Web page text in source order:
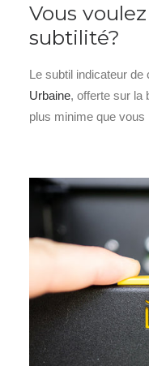
Vous
subtilité?
Le subtil indicateur de
Urbaine, offerte sur la
plus minime que